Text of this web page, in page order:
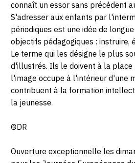
31
BLOIS
connaît un essor sans précédent
S'adresser aux enfants par
périodiques est une idée de
objectifs pédagogiques : instruire,
Le terme qui les désigne le plus
d'illustrés. Ils le doivent à la
l'image occupe à l'intérieur d'une
contribuent à la formation
la jeunesse.
©DR
Ouverture exceptionnelle les